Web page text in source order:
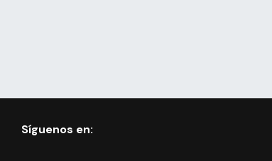
Síguenos en: